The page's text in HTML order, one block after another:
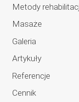
Metody
Masaże
Galeria
Artykuły
Referencje
Cennik